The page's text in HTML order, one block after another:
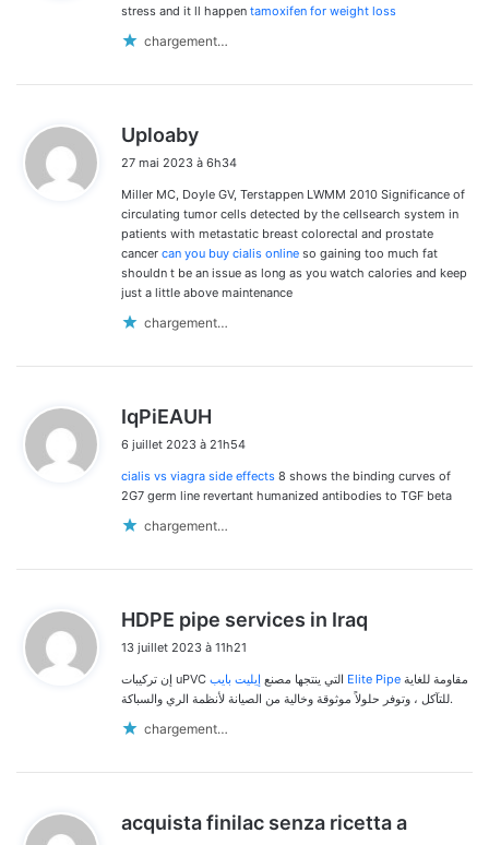
stress and it ll happen tamoxifen for weight loss
chargement…
Uploaby
t
:
27 mai 2023 à 6h34
Miller MC, Doyle GV, Terstappen LWMM 2010 Significance of
circulating tumor cells detected by the cellsearch system in
patients with metastatic breast colorectal and prostate
cancer can you buy cialis online so gaining too much fat
shouldn t be an issue as long as you watch calories and keep
just a little above maintenance
chargement…
IqPiEAUH
t
:
6 juillet 2023 à 21h54
cialis vs viagra side effects 8 shows the binding curves of
2G7 germ line revertant humanized antibodies to TGF beta
chargement…
HDPE pipe services in Iraq
:
13 juillet 2023 à 11h21
إن تركيبات uPVC التي ينتجها مصنع إيليت بايب Elite Pipe
للتآكل ، وتوفر حلولاً موثوقة وخالية من الصيانة لأنظمة الري والسباكة.
chargement…
acquista finilac senza ricetta a